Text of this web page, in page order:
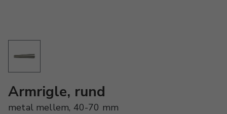
Armrigle, rund
metal mellem, 40-70 mm